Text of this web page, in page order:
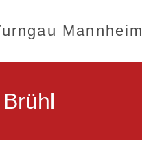
Mannheim